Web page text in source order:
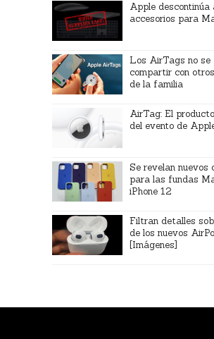
Apple descontinúa
accesorios para
Los AirTags no se
compartir con
de la familia
AirTag: El
del evento de
Se revelan nuevos
para las fundas
iPhone 12
Filtran detalles
de los nuevos
[Imágenes]